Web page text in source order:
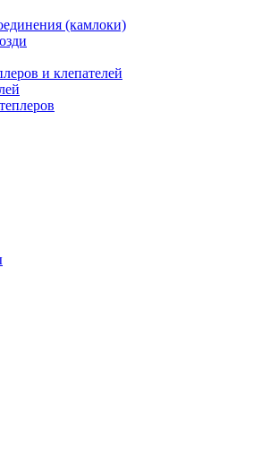
(камлоки)
и клепателей